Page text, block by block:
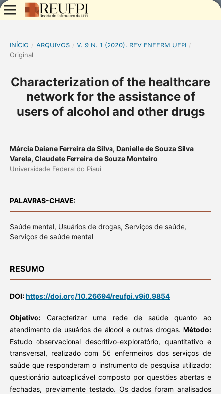
INÍCIO / ARQUIVOS / V. 9 N. 1 (2020): REV ENFERM UFPI /
Original
Characterization of the healthcare
network for the assistance of
users of alcohol and other drugs
Márcia Daiane Ferreira da Silva, Danielle de Souza Silva
Varela, Claudete Ferreira de Souza Monteiro
Universidade Federal do Piaui
PALAVRAS-CHAVE:
Saúde mental, Usuários de drogas, Serviços de saúde,
Serviços de saúde mental
RESUMO
DOI:https://doi.org/10.26694/reufpi.v9i0.9854
Objetivo:Caracterizar uma rede de saúde quanto ao
atendimento de usuários de álcool e outras drogas.Método:
Estudo observacional descritivo-exploratório, quantitativo e
transversal, realizado com 56 enfermeiros dos serviços de
saúde que responderam o instrumento de pesquisa utilizado:
questionário autoaplicável composto por questões abertas e
fechadas, previamente testado. Os dados foram analisados